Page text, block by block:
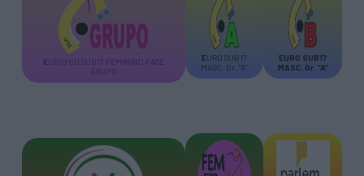
E UROPEU SUB17 FEMININO FASE
GRUPO
EURO SUB17
MASC. Gr. “A”
EURO SUB17
MASC. Gr. “A”